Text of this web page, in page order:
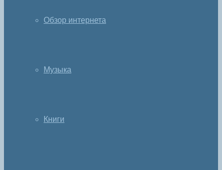
Обзор интернета
Музыка
Книги